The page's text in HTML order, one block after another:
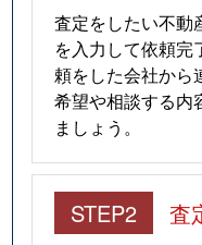
査定をしたい不動
を入力して依頼完
頼をした会社から
希望や相談する内
ましょう。
STEP2 査